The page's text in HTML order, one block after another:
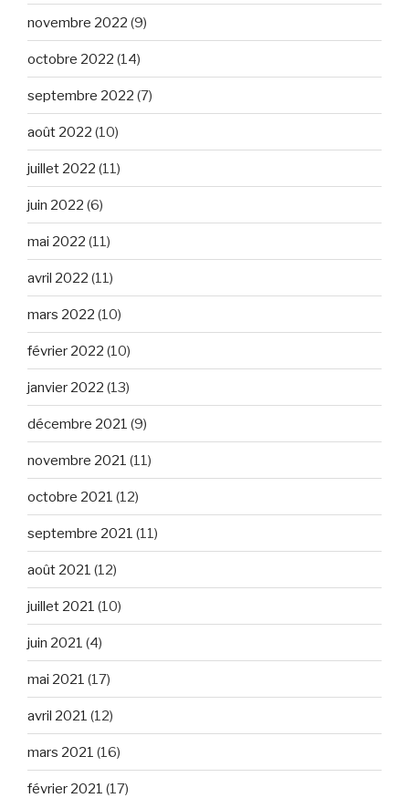
novembre 2022 (9)
octobre 2022 (14)
septembre 2022 (7)
août 2022 (10)
juillet 2022 (11)
juin 2022 (6)
mai 2022 (11)
avril 2022 (11)
mars 2022 (10)
février 2022 (10)
janvier 2022 (13)
décembre 2021 (9)
novembre 2021 (11)
octobre 2021 (12)
septembre 2021 (11)
août 2021 (12)
juillet 2021 (10)
juin 2021 (4)
mai 2021 (17)
avril 2021 (12)
mars 2021 (16)
février 2021 (17)